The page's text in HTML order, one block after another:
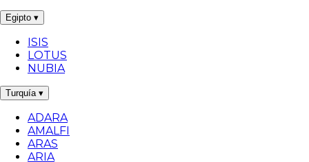
Egipto ▾
ISIS
LOTUS
NUBIA
Turquía ▾
ADARA
AMALFI
ARAS
ARIA